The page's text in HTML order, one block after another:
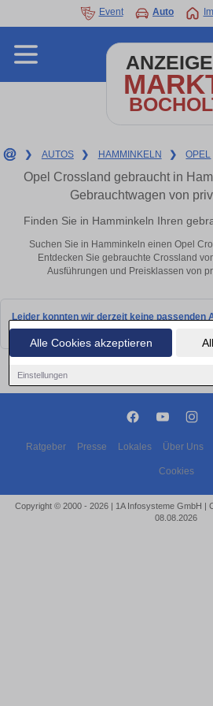
Alle Cookies akzeptieren
Einstellungen
Event Auto
❯ AUTOS ❯ HAMMINKELN ❯ OPEL
Opel Crossland gebraucht in
Gebrauchtwagen von
Finden Sie in Hamminkeln Ihren
Suchen Sie in Hamminkeln einen Opel
Entdecken Sie gebrauchte Crossland
Ausführungen und Preisklassen von
Leider konnten wir derzeit keine passenden
bald wieder vorbei!
Ratgeber Presse Lokales Über Uns
Cookies
Copyright © 2000 - 2026 | 1A Infosysteme GmbH |
08.08.2026